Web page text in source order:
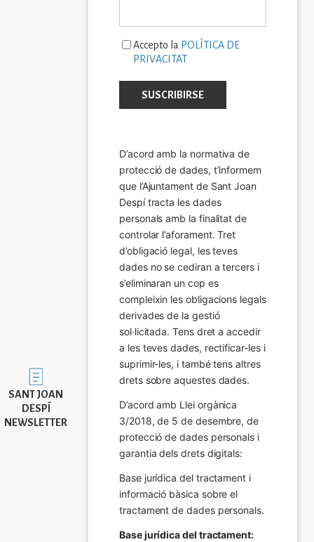
Imatge
SANT JOAN
DESPÍ
NEWSLETTER
Accepto la POLÍTICA DE
PRIVACITAT
D’acord amb la normativa de
protecció de dades, t’informem
que l’Ajuntament de Sant Joan
Despí tracta les dades
personals amb la finalitat de
controlar l’aforament. Tret
d’obligació legal, les teves
dades no se cediran a tercers i
s’eliminaran un cop es
compleixin les obligacions legals
derivades de la gestió
sol·licitada. Tens dret a accedir
a les teves dades, rectificar-les i
suprimir-les, i també tens altres
drets sobre aquestes dades.
D’acord amb Llei orgànica
3/2018, de 5 de desembre, de
protecció de dades personals i
garantia dels drets digitals:
Base jurídica del tractament i
informació bàsica sobre el
tractament de dades personals.
Base jurídica del tractament: